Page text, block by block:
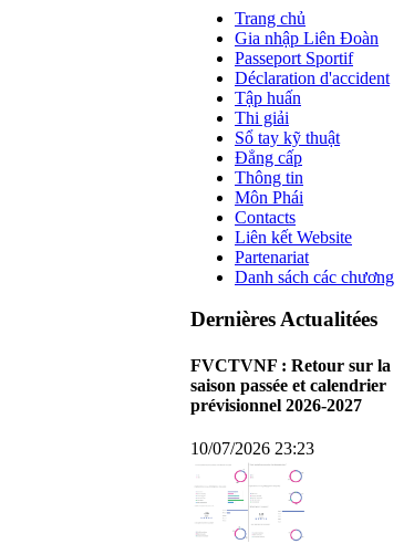
Trang chủ
Gia nhập Liên Đoàn
Passeport Sportif
Déclaration d'accident
Tập huấn
Thi giải
Sổ tay kỹ thuật
Đẳng cấp
Thông tin
Môn Phái
Contacts
Liên kết Website
Partenariat
Danh sách các chương
Dernières Actualitées
FVCTVNF : Retour sur la
saison passée et calendrier
prévisionnel 2026-2027
10/07/2026 23:23